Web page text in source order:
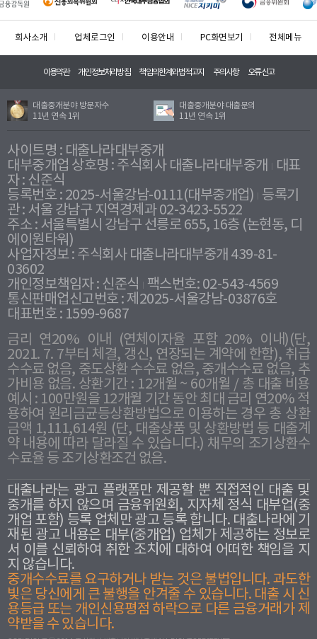
회사소개 업체로그인 이용안내 PC화면보기 전체메뉴
이용약관 개인정보처리방침 책임의한계와법적고지 주의사항 오류신고
대출중개분야 방문자수
11년 연속 1위
대출중개분야 대출문의
11년 연속 1위
사이트명 : 대출나라대부중개
대부중개업 상호명 : 주식회사 대출나라대부중개
대표
자 : 신준식
등록번호 : 2025-서울강남-0111(대부중개업) 등록기
관 : 서울 강남구 지역경제과 02-3423-5522
주소 : 서울특별시 강남구 선릉로 655, 16층 (논현동, 디
에이원타워)
사업자정보 : 주식회사 대출나라대부중개 439-81-
03602
개인정보책임자 : 신준식
팩스번호: 02-543-4569
통신판매업신고번호 : 제2025-서울강남-03876호
대표번호 : 1599-9687
금리 연20% 이내 (연체이자율 포함 20% 이내)(단,
2021. 7. 7부터 체결, 갱신, 연장되는 계약에 한함), 취급
수수료 없음, 중도상환 수수료 없음, 중개수수료 없음, 추
가비용 없음. 상환기간 : 12개월 ~ 60개월 / 총 대출 비용
예시 : 100만원을 12개월 기간 동안 최대 금리 연20% 적
용하여 원리금균등상환방법으로 이용하는 경우 총 상환
금액 1,111,614원 (단, 대출상품 및 상환방법 등 대출계
약 내용에 따라 달라질 수 있습니다.) 채무의 조기상환수
수료율 등 조기상환조건 없음.
대출나라는 광고 플랫폼만 제공할 뿐 직접적인 대출 및
중개를 하지 않으며 금융위원회, 지자체 정식 대부업(중
개업 포함) 등록 업체만 광고 등록 합니다. 대출나라에 기
재된 광고 내용은 대부(중개업) 업체가 제공하는 정보로
서 이를 신뢰하여 취한 조치에 대하여 어떠한 책임을 지
지 않습니다.
중개수수료를 요구하거나 받는 것은 불법입니다. 과도한
빛은 당신에게 큰 불행을 안겨줄 수 있습니다. 대출 시 신
용등급 또는 개인신용평점 하락으로 다른 금융거래가 제
약받을 수 있습니다.